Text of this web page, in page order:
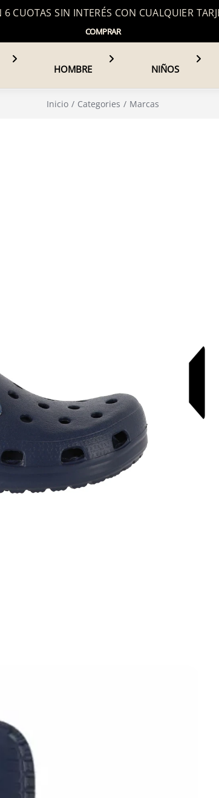
CUOTAS SIN INTERÉS CON CUALQUIER
COMPRAR
HOMBRE NIÑOS
Inicio Categories Marcas